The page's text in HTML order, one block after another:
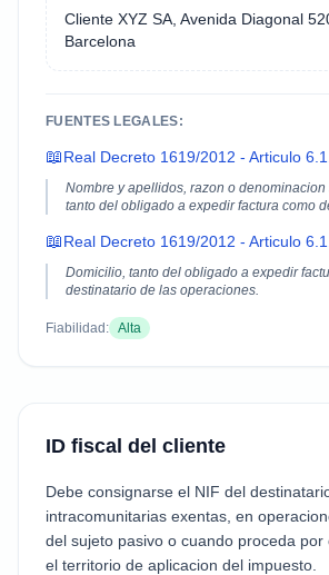
Cliente XYZ SA, Avenida Diagonal
Barcelona
FUENTES LEGALES:
📖Real Decreto 1619/2012 - Articulo
Nombre y apellidos, razon o denominacion
tanto del obligado a expedir factura como
📖Real Decreto 1619/2012 - Articulo
Domicilio, tanto del obligado a expedir
destinatario de las operaciones.
Fiabilidad: Alta
ID fiscal del cliente
Debe consignarse el NIF del
intracomunitarias exentas, en
del sujeto pasivo o cuando proceda por
el territorio de aplicacion del impuesto.